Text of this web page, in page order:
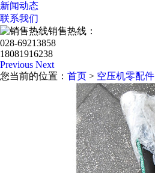
新闻动态
联系我们
销售热线：
028-69213858
18081916238
Previous Next
您当前的位置： 首页 > 空压机零配件